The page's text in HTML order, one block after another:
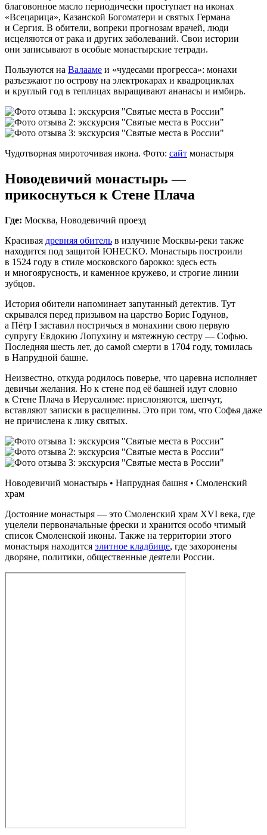
благовонное масло периодически проступает на иконах
«Всецарица», Казанской Богоматери и святых Германа
и Сергия. В обители, вопреки прогнозам врачей, люди
исцеляются от рака и других заболеваний. Свои истории
они записывают в особые монастырские тетради.
Пользуются на Валааме и «чудесами прогресса»: монахи
разъезжают по острову на электрокарах и квадроциклах
и круглый год в теплицах выращивают ананасы и имбирь.
Чудотворная мироточивая икона. Фото: сайт монастыря
Новодевичий монастырь —
прикоснуться к Стене Плача
Где: Москва, Новодевичий проезд
Красивая древняя обитель в излучине Москвы‑реки также
находится под защитой ЮНЕСКО. Монастырь построили
в 1524 году в стиле московского барокко: здесь есть
и многоярусность, и каменное кружево, и строгие линии
зубцов.
История обители напоминает запутанный детектив. Тут
скрывался перед призывом на царство Борис Годунов,
а Пётр I заставил постричься в монахини свою первую
супругу Евдокию Лопухину и мятежную сестру — Софью.
Последняя шесть лет, до самой смерти в 1704 году, томилась
в Напрудной башне.
Неизвестно, откуда родилось поверье, что царевна исполняет
девичьи желания. Но к стене под её башней идут словно
к Стене Плача в Иерусалиме: прислоняются, шепчут,
вставляют записки в расщелины. Это при том, что Софья даже
не причислена к лику святых.
Новодевичий монастырь • Напрудная башня • Смоленский
храм
Достояние монастыря — это Смоленский храм XVI века, где
уцелели первоначальные фрески и хранится особо чтимый
список Смоленской иконы. Также на территории этого
монастыря находится элитное кладбище, где захоронены
дворяне, политики, общественные деятели России.